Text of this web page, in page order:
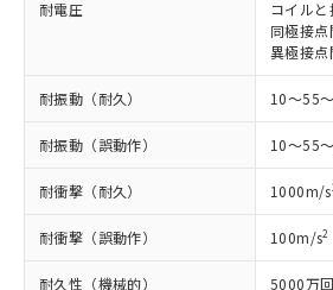
耐電圧
コイル
同極接
異極接点
耐振動（耐久） 10～55
耐振動（誤動作） 10～55
耐衝撃（耐久） 1000m/s
耐衝撃（誤動作） 100m/s2
耐久性（機械的） 5000万
当社制御機器事業取扱
本サービスの対象外と
ことをご了承ください。
在庫状況および標準価格
記載している更新日時
タに基づき作成される
覧された時点での実際
準価格とは異なる場合が
了承ください。
正式な納期状況および標
様のお取引先、または
仕入先様の事情により、非含
いたものが、含有品と判明し
むを得ず変更することがあり
*EU RoHS指令（10物質）：
鉛(Pb) 1000ppm以下、 水銀(Hg)
類(PBB) 1000ppm以下、ポリ臭化ジフ
(PBDE) 1000ppm以下、フタル酸ビス
ル) (DEHP)(別名：DOP) 1000ppm以下
ルベンジル（BBP） 1000ppm以下、フ
（DBP） 1000ppm以下、フタル酸
(DIBP) 1000ppm以下
「×」：最大均質材料含有率
基準値を超えていることを示
「－」：未確認です。当社販
い合わせください。
*中国RoHS10物質の基準値 (GB/
Pb(鉛) :1000ppm、 Hg(水銀) :
ム) : 100ppm、
Cr(Ⅵ)(六価クロム) : 1000ppm、 PBBs(
ニル類) : 1000ppm、 PBDEs(ポリ臭
ル類) : 1000ppm、
当社は、これら貴社製
為替および外国貿易法
（以下｢規制貨物等」と
または国外への提供す
国政府の輸出許可(また
可)を取得するなどの必
当社は規制貨物を破棄す
全に破砕するなど、違
いよう必要な手段を講じ
記
一定数以上の在庫あ
△ 一定数には満たな